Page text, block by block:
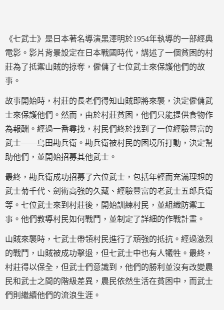
《七武士》是日本著名導演黑澤明於1954年執導的一部經典
電影。影片背景設定在日本戰國時代，講述了一個貧困的村
莊為了抵禦山賊的掠奪，僱傭了七位武士來保護他們的故
事。
故事開始時，村莊的長老們得知山賊即將來襲，決定僱傭武
士來保護他們。然而，由於村莊貧困，他們只能提供食物作
為報酬。經過一番尋找，村民們終於找到了一位經驗豐富的
武士——島田勘兵衛。勘兵衛被村民的困境所打動，決定幫
助他們，並開始招募其他武士。
最終，勘兵衛成功招募了六位武士，包括年輕而充滿理想的
武士菊千代、劍術高強的久藏、經驗豐富的老武士五郎兵衛
等。七位武士來到村莊後，開始訓練村民，並組織防禦工
事。他們教導村民如何戰鬥，並制定了詳細的作戰計畫。
山賊來襲時，七武士帶領村民進行了頑強的抵抗。經過激烈
的戰鬥，山賊被成功擊退，但七武士中也有人犧牲。最終，
村莊得以保全，但武士們意識到，他們的勝利並沒有改變農
民和武士之間的階級差異，農民依然生活在貧困中，而武士
們則繼續他們的流浪生涯。